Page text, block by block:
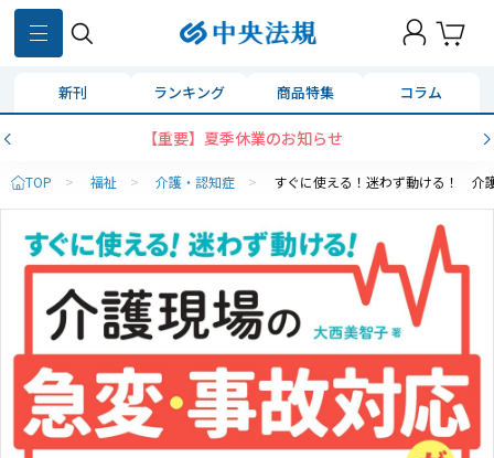
新刊 ランキング 商品特集 コラム
【重要】夏季休業のお知らせ
TOP > 福祉 > 介護・認知症 > すぐに使える！迷わず動ける！ 介